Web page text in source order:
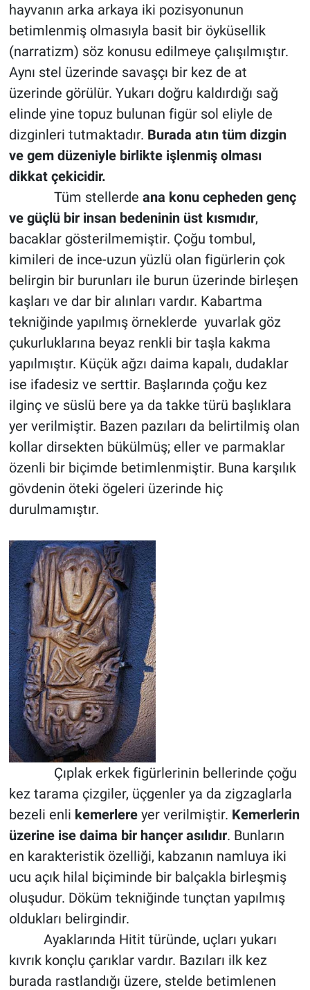
hayvanın arka arkaya iki pozisyonunun
betimlenmiş olmasıyla basit bir öyküsellik
(narratizm) söz konusu edilmeye çalışılmıştır.
Aynı stel üzerinde savaşçı bir kez de at
üzerinde görülür. Yukarı doğru kaldırdığı sağ
elinde yine topuz bulunan figür sol eliyle de
dizginleri tutmaktadır. Burada atın tüm dizgin
ve gem düzeniyle birlikte işlenmiş olması
dikkat çekicidir.
Tüm stellerde ana konu cepheden genç
ve güçlü bir insan bedeninin üst kısmıdır,
bacaklar gösterilmemiştir. Çoğu tombul,
kimileri de ince-uzun yüzlü olan figürlerin çok
belirgin bir burunları ile burun üzerinde birleşen
kaşları ve dar bir alınları vardır. Kabartma
tekniğinde yapılmış örneklerde yuvarlak göz
çukurluklarına beyaz renkli bir taşla kakma
yapılmıştır. Küçük ağzı daima kapalı, dudaklar
ise ifadesiz ve serttir. Başlarında çoğu kez
ilginç ve süslü bere ya da takke türü başlıklara
yer verilmiştir. Bazen pazıları da belirtilmiş olan
kollar dirsekten bükülmüş; eller ve parmaklar
özenli bir biçimde betimlenmiştir. Buna karşılık
gövdenin öteki ögeleri üzerinde hiç
durulmamıştır.
Çıplak erkek figürlerinin bellerinde çoğu
kez tarama çizgiler, üçgenler ya da zigzaglarla
bezeli enli kemerlereyer verilmiştir. Kemerlerin
üzerine ise daima bir hançer asılıdır. Bunların
en karakteristik özelliği, kabzanın namluya iki
ucu açık hilal biçiminde bir balçakla birleşmiş
oluşudur. Döküm tekniğinde tunçtan yapılmış
oldukları belirgindir.
Ayaklarında Hitit türünde, uçları yukarı
kıvrık konçlu çarıklar vardır. Bazıları ilk kez
burada rastlandığı üzere, stelde betimlenen